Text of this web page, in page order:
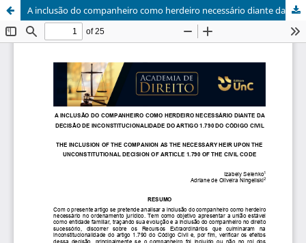
A inclusão do companheiro como herdeiro necessário diante da decisão de inconstitucionalidade do artigo 1.790 do Código Civil